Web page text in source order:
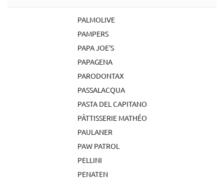
PALMOLIVE
PAMPERS
PAPA JOE'S
PAPAGENA
PARODONTAX
PASSALACQUA
PASTA DEL CAPITANO
PÂTTISSERIE MATHÉO
PAULANER
PAW PATROL
PELLINI
PENATEN